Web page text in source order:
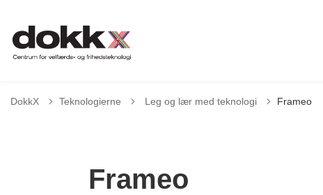
DokkX Teknologierne Tilbage til
Leg og lær med teknologi Frameo
Frameo